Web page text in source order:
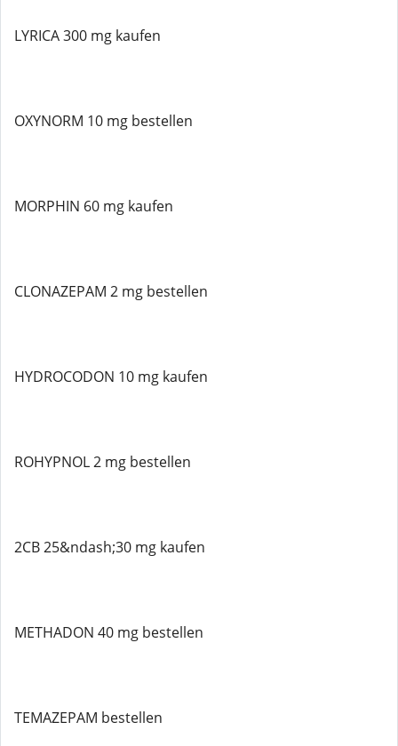
LYRICA 300 mg kaufen
OXYNORM 10 mg bestellen
MORPHIN 60 mg kaufen
CLONAZEPAM 2 mg bestellen
HYDROCODON 10 mg kaufen
ROHYPNOL 2 mg bestellen
2CB 25&ndash;30 mg kaufen
METHADON 40 mg bestellen
TEMAZEPAM bestellen